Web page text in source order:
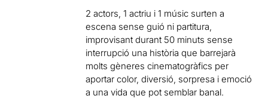
2 actors, 1 actriu i 1 músic surten a
escena sense guió ni partitura,
improvisant durant 50 minuts sense
interrupció una història que barrejarà
molts gèneres cinematogràfics per
aportar color, diversió, sorpresa i emoció
a una vida que pot semblar banal.